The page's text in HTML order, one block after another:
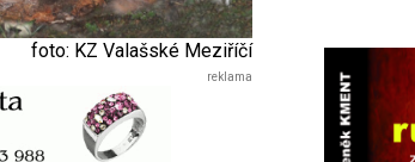
foto: KZ Valašské Meziříčí